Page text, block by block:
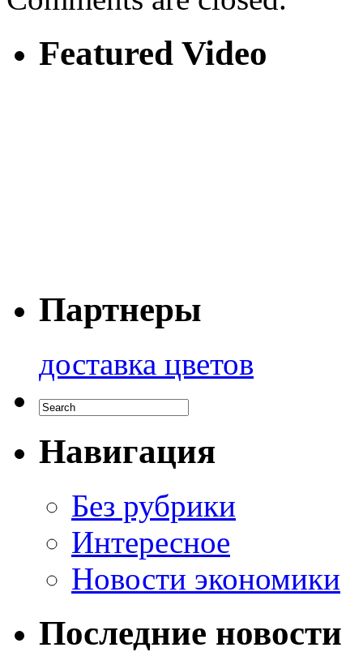
Featured Video
Партнеры
доставка цветов
Навигация
Без рубрики
Интересное
Новости экономики
Последние новости